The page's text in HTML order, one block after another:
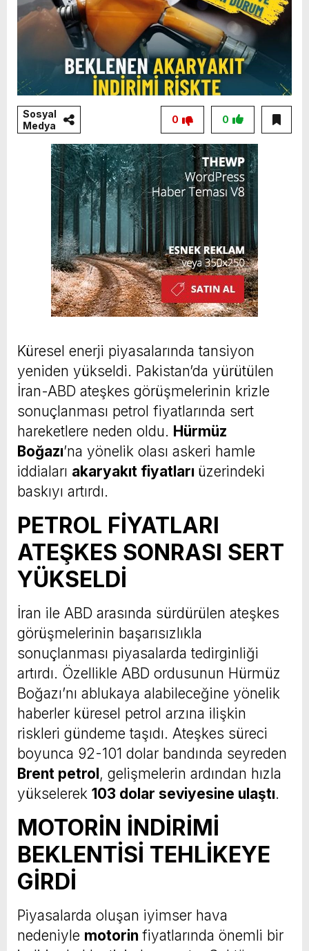
Sosyal
Medya
0
0
Küresel enerji piyasalarında tansiyon
yeniden yükseldi. Pakistan’da yürütülen
İran-ABD ateşkes görüşmelerinin krizle
sonuçlanması petrol fiyatlarında sert
hareketlere neden oldu. Hürmüz
Boğazı’na yönelik olası askeri hamle
iddiaları akaryakıt fiyatları üzerindeki
baskıyı artırdı.
PETROL FİYATLARI
ATEŞKES SONRASI SERT
YÜKSELDİ
İran ile ABD arasında sürdürülen ateşkes
görüşmelerinin başarısızlıkla
sonuçlanması piyasalarda tedirginliği
artırdı. Özellikle ABD ordusunun Hürmüz
Boğazı’nı ablukaya alabileceğine yönelik
haberler küresel petrol arzına ilişkin
riskleri gündeme taşıdı. Ateşkes süreci
boyunca 92-101 dolar bandında seyreden
Brent petrol, gelişmelerin ardından hızla
yükselerek 103 dolar seviyesine ulaştı.
MOTORİN İNDİRİMİ
BEKLENTİSİ TEHLİKEYE
GİRDİ
Piyasalarda oluşan iyimser hava
nedeniyle motorin fiyatlarında önemli bir